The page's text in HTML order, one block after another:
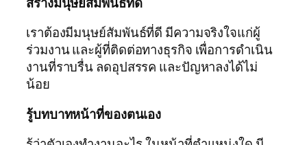
เราต้องมีมนุษย์สัมพันธ์ที่ดี มีความจริงใจแก่ผู้
ร่วมงาน และผู้ที่ติดต่อทางธุรกิจ เพื่อการดำเนิน
งานที่ราบรื่น ลดอุปสรรค และปัญหาลงได้ไม่
น้อย
รู้บทบาทหน้าที่ของตนเอง